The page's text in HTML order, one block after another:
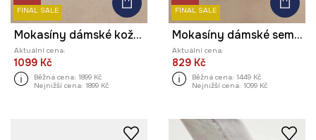
FINAL SALE
Mokasíny dámské kožené
Aktuální cena:
1099 Kč
Běžná cena: 1899 Kč
Nejnižší cena: 1899 Kč
FINAL SALE
Mokasíny dámské semišové
Aktuální cena:
829 Kč
Běžná cena: 1449 Kč
Nejnižší cena: 1099 Kč